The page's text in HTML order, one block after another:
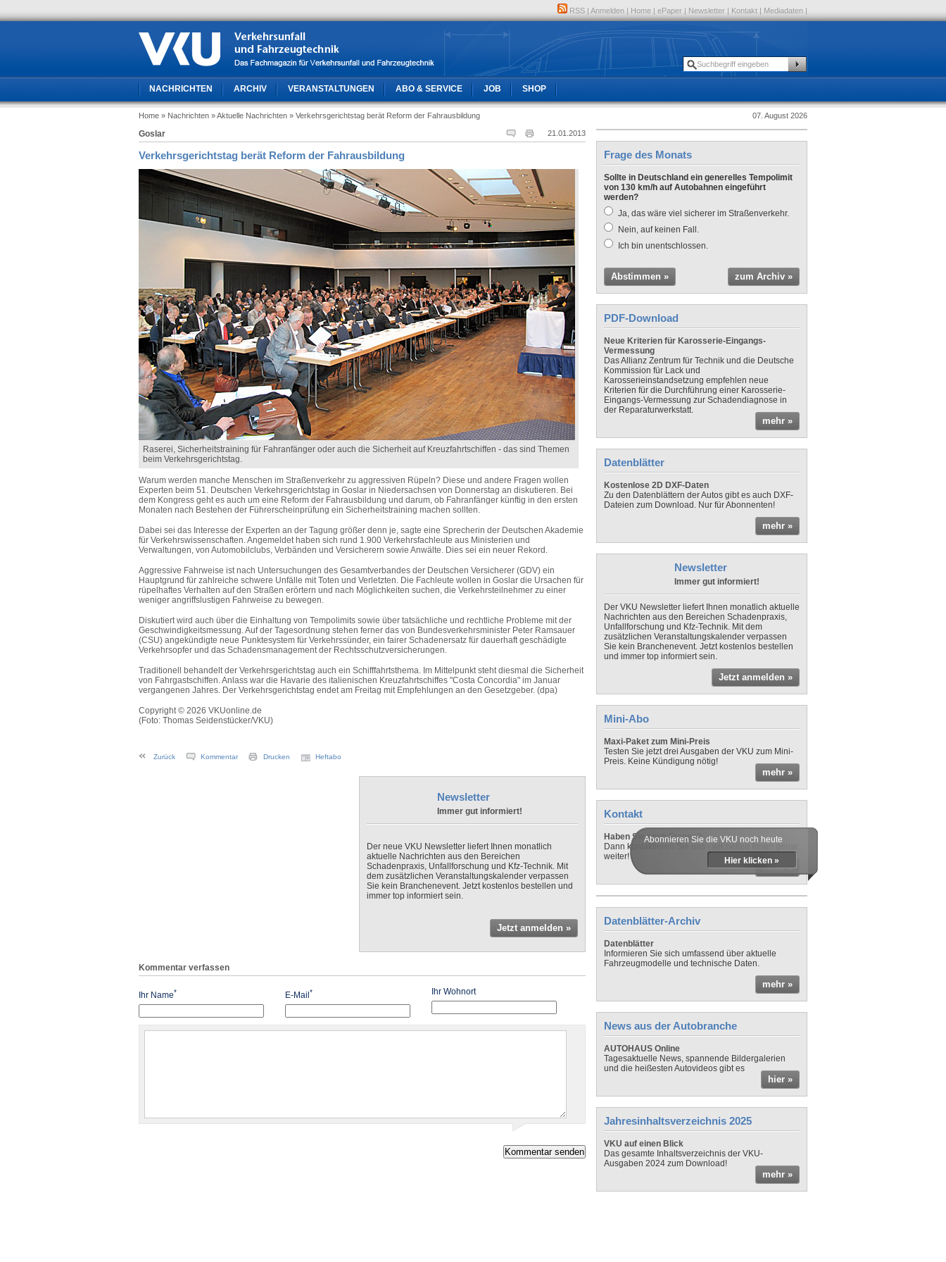
RSS | Anmelden | Home | ePaper | Newsletter | Kontakt | Mediadaten |
NACHRICHTEN ARCHIV VERANSTALTUNGEN ABO & SERVICE JOB SHOP
Home » Nachrichten » Aktuelle Nachrichten » Verkehrsgerichtstag berät Reform der Fahrausbildung 07. August 2026
21.01.2013
Goslar
Verkehrsgerichtstag berät Reform der Fahrausbildung
Raserei, Sicherheitstraining für Fahranfänger oder auch die Sicherheit auf Kreuzfahrtschiffen - das sind Themen
beim Verkehrsgerichtstag.
Warum werden manche Menschen im Straßenverkehr zu aggressiven Rüpeln? Diese und andere Fragen wollen
Experten beim 51. Deutschen Verkehrsgerichtstag in Goslar in Niedersachsen von Donnerstag an diskutieren. Bei
dem Kongress geht es auch um eine Reform der Fahrausbildung und darum, ob Fahranfänger künftig in den ersten
Monaten nach Bestehen der Führerscheinprüfung ein Sicherheitstraining machen sollten.
Dabei sei das Interesse der Experten an der Tagung größer denn je, sagte eine Sprecherin der Deutschen Akademie
für Verkehrswissenschaften. Angemeldet haben sich rund 1.900 Verkehrsfachleute aus Ministerien und
Verwaltungen, von Automobilclubs, Verbänden und Versicherern sowie Anwälte. Dies sei ein neuer Rekord.
Aggressive Fahrweise ist nach Untersuchungen des Gesamtverbandes der Deutschen Versicherer (GDV) ein
Hauptgrund für zahlreiche schwere Unfälle mit Toten und Verletzten. Die Fachleute wollen in Goslar die Ursachen für
rüpelhaftes Verhalten auf den Straßen erörtern und nach Möglichkeiten suchen, die Verkehrsteilnehmer zu einer
weniger angriffslustigen Fahrweise zu bewegen.
Diskutiert wird auch über die Einhaltung von Tempolimits sowie über tatsächliche und rechtliche Probleme mit der
Geschwindigkeitsmessung. Auf der Tagesordnung stehen ferner das von Bundesverkehrsminister Peter Ramsauer
(CSU) angekündigte neue Punktesystem für Verkehrssünder, ein fairer Schadenersatz für dauerhaft geschädigte
Verkehrsopfer und das Schadensmanagement der Rechtsschutzversicherungen.
Traditionell behandelt der Verkehrsgerichtstag auch ein Schifffahrtsthema. Im Mittelpunkt steht diesmal die Sicherheit
von Fahrgastschiffen. Anlass war die Havarie des italienischen Kreuzfahrtschiffes "Costa Concordia" im Januar
vergangenen Jahres. Der Verkehrsgerichtstag endet am Freitag mit Empfehlungen an den Gesetzgeber. (dpa)
Copyright © 2026 VKUonline.de
(Foto: Thomas Seidenstücker/VKU)
Zurück Kommentar Drucken Heftabo
Newsletter
Immer gut informiert!
Der neue VKU Newsletter liefert Ihnen monatlich
aktuelle Nachrichten aus den Bereichen
Schadenpraxis, Unfallforschung und Kfz-Technik. Mit
dem zusätzlichen Veranstaltungskalender verpassen
Sie kein Branchenevent. Jetzt kostenlos bestellen und
immer top informiert sein.
Jetzt anmelden »
Kommentar verfassen
Ihr Name* E-Mail * Ihr Wohnort
Frage des Monats
Sollte in Deutschland ein generelles Tempolimit
von 130 km/h auf Autobahnen eingeführt
werden?
Ja, das wäre viel sicherer im Straßenverkehr.
Nein, auf keinen Fall.
Ich bin unentschlossen.
Abstimmen » zum Archiv »
PDF-Download
Neue Kriterien für Karosserie-Eingangs-
Vermessung
Das Allianz Zentrum für Technik und die Deutsche
Kommission für Lack und
Karosserieinstandsetzung empfehlen neue
Kriterien für die Durchführung einer Karosserie-
Eingangs-Vermessung zur Schadendiagnose in
der Reparaturwerkstatt.
mehr »
Datenblätter
Kostenlose 2D DXF-Daten
Zu den Datenblättern der Autos gibt es auch DXF-
Dateien zum Download. Nur für Abonnenten!
mehr »
Newsletter
Immer gut informiert!
Der VKU Newsletter liefert Ihnen monatlich aktuelle
Nachrichten aus den Bereichen Schadenpraxis,
Unfallforschung und Kfz-Technik. Mit dem
zusätzlichen Veranstaltungskalender verpassen
Sie kein Branchenevent. Jetzt kostenlos bestellen
und immer top informiert sein.
Jetzt anmelden »
Mini-Abo
Maxi-Paket zum Mini-Preis
Testen Sie jetzt drei Ausgaben der VKU zum Mini-
Preis. Keine Kündigung nötig!
mehr »
Kontakt
Haben Sie noch Fragen?
Dann kontaktieren Sie uns - wir helfen Ihnen gerne
weiter!
mehr »
Abonnieren Sie die VKU noch heute
Hier klicken »
Datenblätter-Archiv
Datenblätter
Informieren Sie sich umfassend über aktuelle
Fahrzeugmodelle und technische Daten.
mehr »
News aus der Autobranche
AUTOHAUS Online
Tagesaktuelle News, spannende Bildergalerien
und die heißesten Autovideos gibt es
hier »
Jahresinhaltsverzeichnis 2025
VKU auf einen Blick
Das gesamte Inhaltsverzeichnis der VKU-
Ausgaben 2024 zum Download!
mehr »